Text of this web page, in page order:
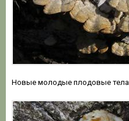
Новые молодые плодовые тела